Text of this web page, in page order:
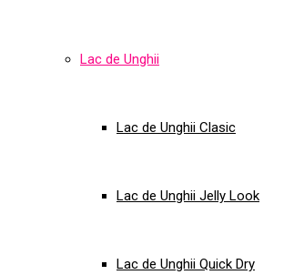
Lac de Unghii
Lac de Unghii Clasic
Lac de Unghii Jelly Look
Lac de Unghii Quick Dry